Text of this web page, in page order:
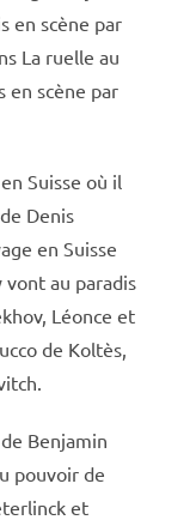
en scène par
La ruelle au
en scène par
Suisse où il
Denis
en Suisse
vont au paradis
Léonce et
de Koltès,
Benjamin
pouvoir de
et